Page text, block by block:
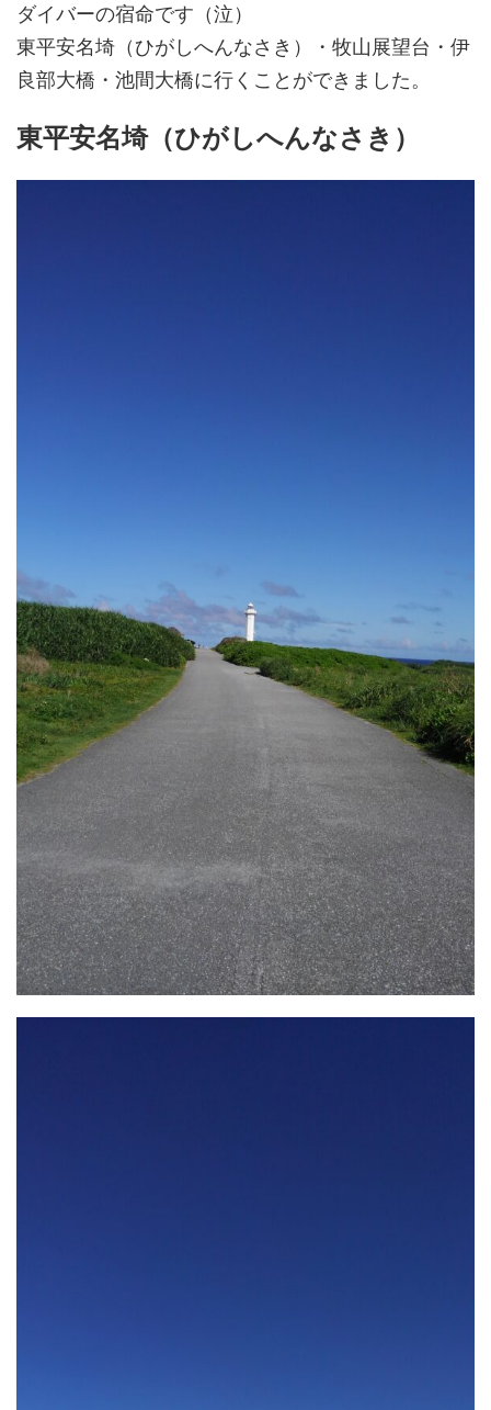
ダイバーの宿命です（泣）
東平安名埼（ひがしへんなさき）・牧山展望台・伊
良部大橋・池間大橋に行くことができました。
東平安名埼（ひがしへんなさき）